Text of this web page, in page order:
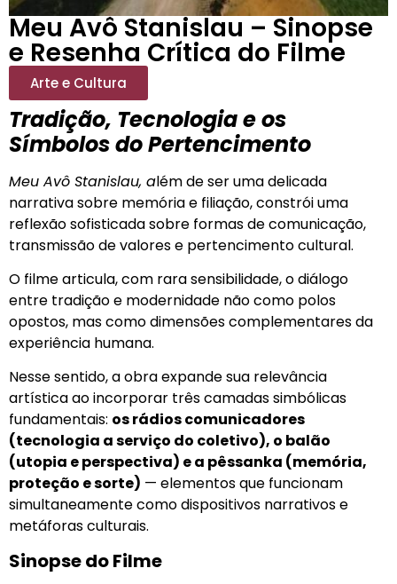
Meu Avô Stanislau – Sinopse
e Resenha Crítica do Filme
Arte e Cultura
Tradição, Tecnologia e os
Símbolos do Pertencimento
Meu Avô Stanislau, além de ser uma delicada
narrativa sobre memória e filiação, constrói uma
reflexão sofisticada sobre formas de comunicação,
transmissão de valores e pertencimento cultural.
O filme articula, com rara sensibilidade, o diálogo
entre tradição e modernidade não como polos
opostos, mas como dimensões complementares da
experiência humana.
Nesse sentido, a obra expande sua relevância
artística ao incorporar três camadas simbólicas
fundamentais: os rádios comunicadores
(tecnologia a serviço do coletivo), o balão
(utopia e perspectiva) e a pêssanka (memória,
proteção e sorte) — elementos que funcionam
simultaneamente como dispositivos narrativos e
metáforas culturais.
Sinopse do Filme